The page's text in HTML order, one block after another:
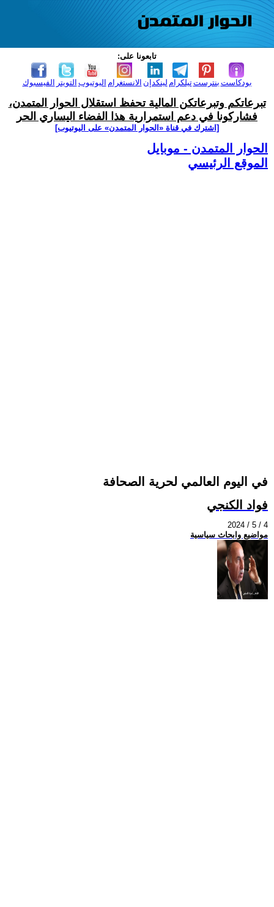
تابعونا على:
الفيسبوك التويتر اليوتيوب الانستغرام لينكدإن تيلكرامبنترست بودكاست
تبرعاتكم وتبرعاتكن المالية تحفظ استقلال الحوار المتمدن،
فشاركونا في دعم استمرارية هذا الفضاء اليساري الحر
[اشترك في قناة ‫«الحوار المتمدن» على اليوتيوب]
الحوار المتمدن - موبايل
الموقع الرئيسي
في اليوم العالمي لحرية الصحافة
فواد الكنجي
2024 / 5 / 4
مواضيع وابحاث سياسية